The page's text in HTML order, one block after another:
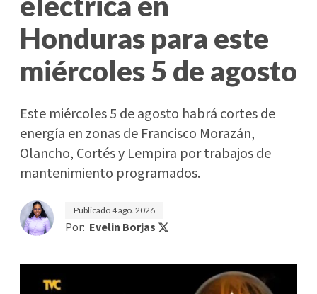
Honduras para este
miércoles 5 de agosto
Este miércoles 5 de agosto habrá cortes de
energía en zonas de Francisco Morazán,
Olancho, Cortés y Lempira por trabajos de
mantenimiento programados.
Publicado4 ago. 2026
Por: Evelin Borjas